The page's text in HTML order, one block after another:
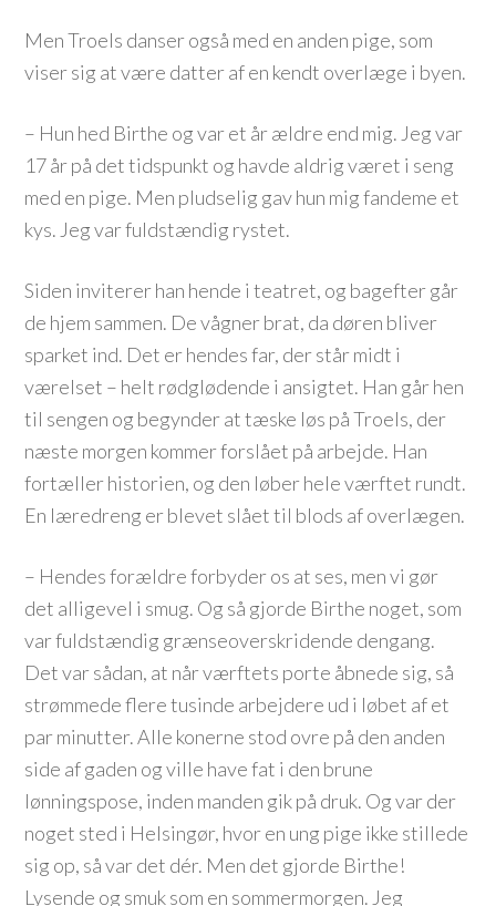
Men Troels danser også med en anden pige, som
viser sig at være datter af en kendt overlæge i byen.
– Hun hed Birthe og var et år ældre end mig. Jeg var
17 år på det tidspunkt og havde aldrig været i seng
med en pige. Men pludselig gav hun mig fandeme et
kys. Jeg var fuldstændig rystet.
Siden inviterer han hende i teatret, og bagefter går
de hjem sammen. De vågner brat, da døren bliver
sparket ind. Det er hendes far, der står midt i
værelset – helt rødglødende i ansigtet. Han går hen
til sengen og begynder at tæske løs på Troels, der
næste morgen kommer forslået på arbejde. Han
fortæller historien, og den løber hele værftet rundt.
En læredreng er blevet slået til blods af overlægen.
– Hendes forældre forbyder os at ses, men vi gør
det alligevel i smug. Og så gjorde Birthe noget, som
var fuldstændig grænseoverskridende dengang.
Det var sådan, at når værftets porte åbnede sig, så
strømmede flere tusinde arbejdere ud i løbet af et
par minutter. Alle konerne stod ovre på den anden
side af gaden og ville have fat i den brune
lønningspose, inden manden gik på druk. Og var der
noget sted i Helsingør, hvor en ung pige ikke stillede
sig op, så var det dér. Men det gjorde Birthe!
Lysende og smuk som en sommermorgen. Jeg